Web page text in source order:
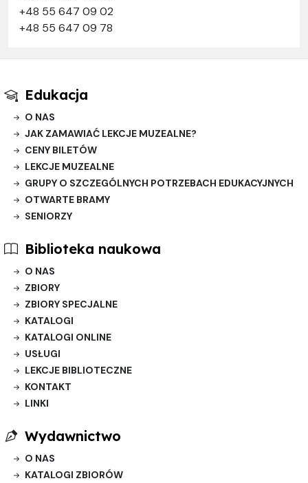
+48 55 647 09 02
+48 55 647 09 78
Edukacja
O NAS
JAK ZAMAWIAĆ LEKCJE MUZEALNE?
CENY BILETÓW
LEKCJE MUZEALNE
GRUPY O SZCZEGÓLNYCH POTRZEBACH EDUKACYJNYCH
OTWARTE BRAMY
SENIORZY
Biblioteka naukowa
O NAS
ZBIORY
ZBIORY SPECJALNE
KATALOGI
KATALOGI ONLINE
USŁUGI
LEKCJE BIBLIOTECZNE
KONTAKT
LINKI
Wydawnictwo
O NAS
KATALOGI ZBIORÓW